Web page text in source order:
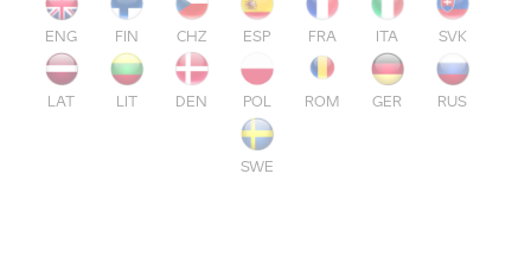
ENG FIN CHZ ESP FRA ITA SVK
LAT LIT DEN POL ROM GER RUS
SWE